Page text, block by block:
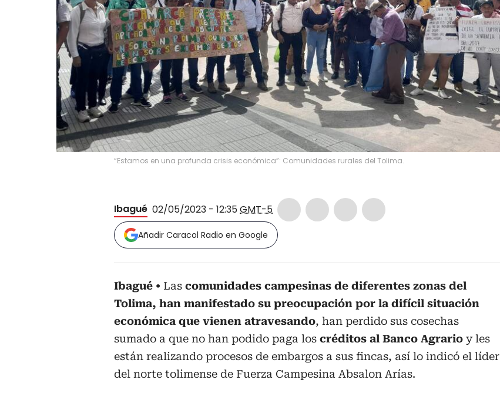
“Estamos en una profunda crisis económica”: Comunidades rurales del Tolima.
Ibagué 02/05/2023 - 12:35GMT-5
Añadir Caracol Radio en Google
Ibagué Las comunidades campesinas de diferentes zonas del
Tolima, han manifestado su preocupación por la difícil situación
económica que vienen atravesando, han perdido sus cosechas
sumado a que no han podido paga los créditos al Banco Agrario y les
están realizando procesos de embargos a sus fincas, así lo indicó el líder
del norte tolimense de Fuerza Campesina Absalon Arías.